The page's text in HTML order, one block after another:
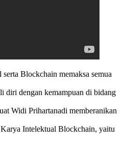
Blockchain memaksa semua
diri dengan kemampuan di bidang
Widi Prihartanadi memberanikan
Intelektual Blockchain, yaitu